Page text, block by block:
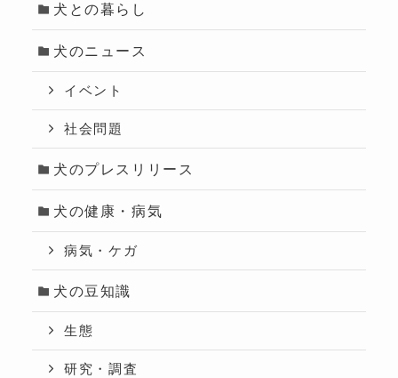
犬との暮らし
犬のニュース
イベント
社会問題
犬のプレスリリース
犬の健康・病気
病気・ケガ
犬の豆知識
生態
研究・調査